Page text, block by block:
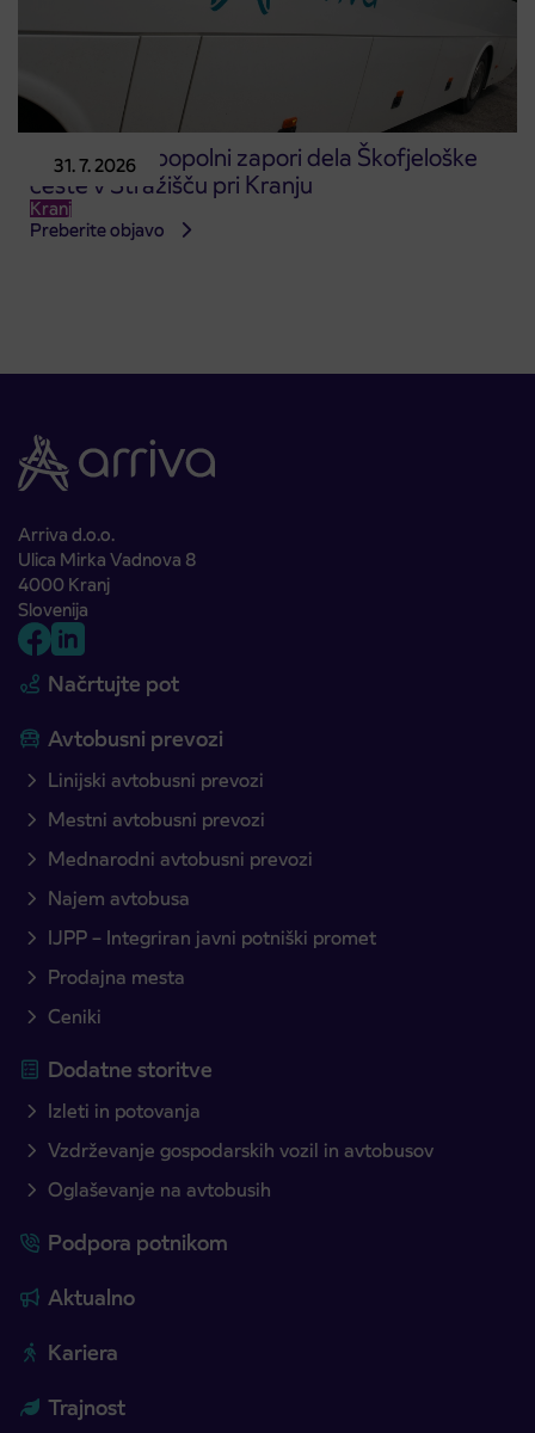
31. 7. 2026
Obvestilo o popolni zapori dela Škofjeloške
ceste v Stražišču pri Kranju
Kranj
Preberite objavo
Arriva d.o.o.
Ulica Mirka Vadnova 8
4000 Kranj
Slovenija
Načrtujte pot
Avtobusni prevozi
Linijski avtobusni prevozi
Mestni avtobusni prevozi
Mednarodni avtobusni prevozi
Najem avtobusa
IJPP – Integriran javni potniški promet
Prodajna mesta
Ceniki
Dodatne storitve
Izleti in potovanja
Vzdrževanje gospodarskih vozil in avtobusov
Oglaševanje na avtobusih
Podpora potnikom
Aktualno
Kariera
Trajnost